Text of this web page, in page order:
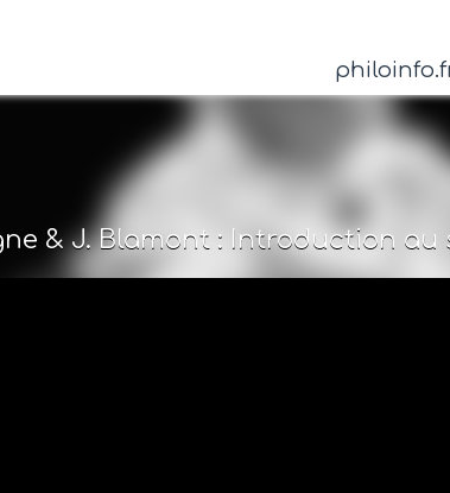
& J. Blamont : Introduction au